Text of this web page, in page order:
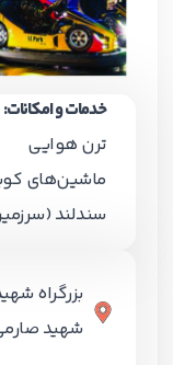
خدمات و امکانات:
ترن هوایی
ماشین‌های
سندلند (سرزمین
بزرگراه
شهید